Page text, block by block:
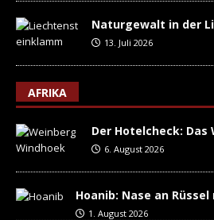
Naturgewalt in der
13. Juli 2026
AFRIKA
Der Hotelcheck:
6. August 2026
Hoanib: Nase an
1. August 2026